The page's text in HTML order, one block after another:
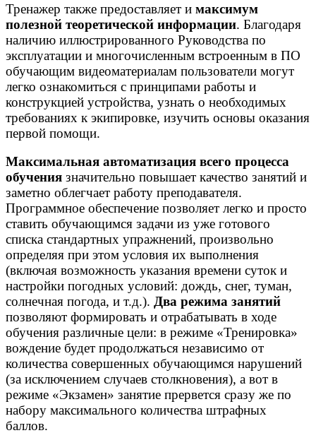
Тренажер также предоставляет и максимум
полезной теоретической информации. Благодаря
наличию иллюстрированного Руководства по
эксплуатации и многочисленным встроенным в ПО
обучающим видеоматериалам пользователи могут
легко ознакомиться с принципами работы и
конструкцией устройства, узнать о необходимых
требованиях к экипировке, изучить основы оказания
первой помощи.
Максимальная автоматизация всего процесса
обучения значительно повышает качество занятий и
заметно облегчает работу преподавателя.
Программное обеспечение позволяет легко и просто
ставить обучающимся задачи из уже готового
списка стандартных упражнений, произвольно
определяя при этом условия их выполнения
(включая возможность указания времени суток и
настройки погодных условий: дождь, снег, туман,
солнечная погода, и т.д.). Два режима занятий
позволяют формировать и отрабатывать в ходе
обучения различные цели: в режиме «Тренировка»
вождение будет продолжаться независимо от
количества совершенных обучающимся нарушений
(за исключением случаев столкновения), а вот в
режиме «Экзамен» занятие прервется сразу же по
набору максимального количества штрафных
баллов.